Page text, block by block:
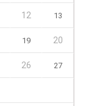
12 13
19 20
26 27